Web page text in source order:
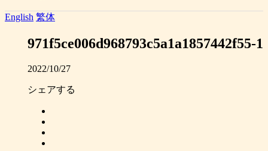
English 繁体
971f5ce006d968793c5a1a1857442f55-1
2022/10/27
シェアする